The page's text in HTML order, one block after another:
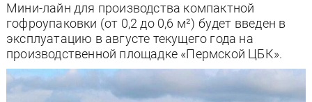
Мини-лайн для производства компактной
гофроупаковки (от 0,2 до 0,6 м²) будет введен в
эксплуатацию в августе текущего года на
производственной площадке «Пермской ЦБК».